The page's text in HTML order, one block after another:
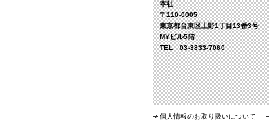
本社
〒110-0005
東京都台東区上野1丁目13番3号
MYビル5階
TEL 03-3833-7060
個人情報のお取り扱いについて